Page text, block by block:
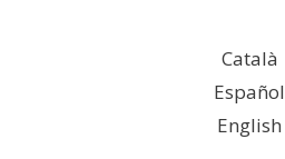
Català
Español
English